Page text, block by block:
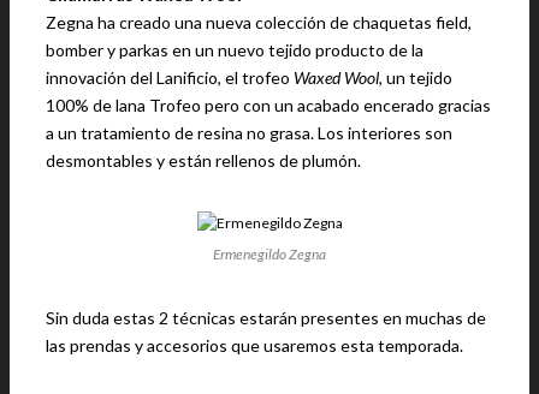
Zegna ha creado una nueva colección de chaquetas field,
bomber y parkas en un nuevo tejido producto de la
innovación del Lanificio, el trofeo Waxed Wool, un tejido
100% de lana Trofeo pero con un acabado encerado gracias
a un tratamiento de resina no grasa. Los interiores son
desmontables y están rellenos de plumón.
Ermenegildo Zegna
Sin duda estas 2 técnicas estarán presentes en muchas de
las prendas y accesorios que usaremos esta temporada.